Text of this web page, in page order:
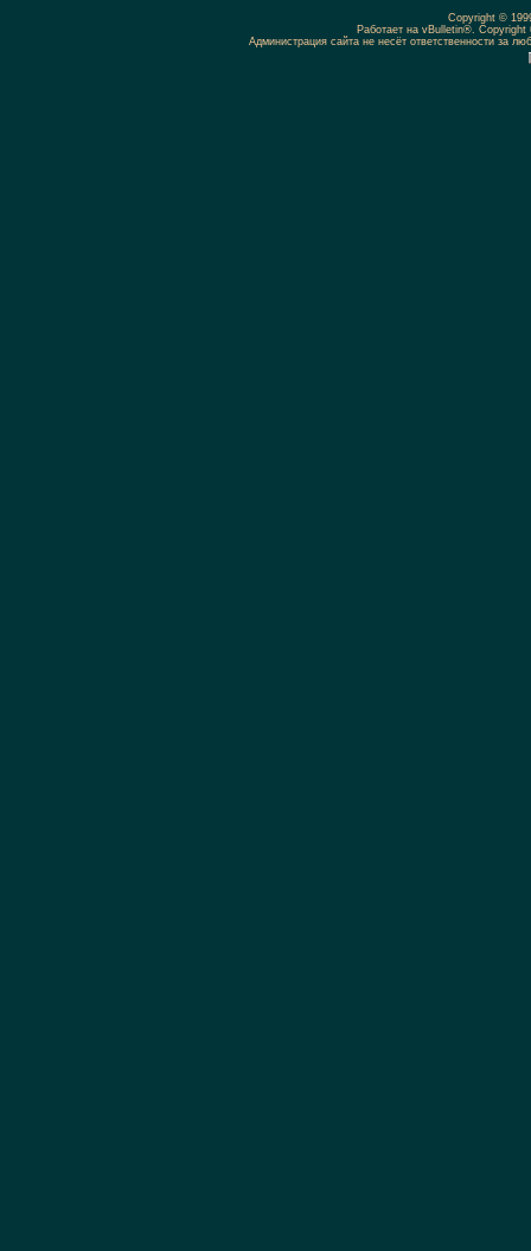
Copyright ©
Работает на vBulletin®.
Администрация сайта не несёт ответственности за